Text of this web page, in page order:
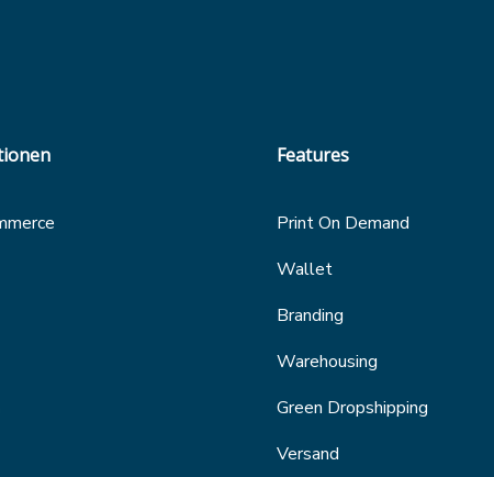
Features
Print On Demand
Wallet
Branding
Warehousing
Green Dropshipping
Versand